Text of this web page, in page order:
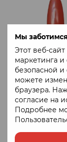
Мы
Этот веб-
маркетинга и
безопасной
можете
браузера.
согласие на
Подробнее
Артикул: AM-
330 грн